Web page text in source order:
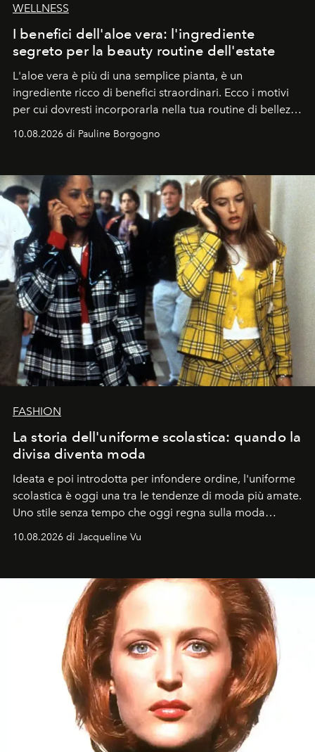
WELLNESS
I benefici dell'aloe vera: l'ingrediente
segreto per la beauty routine dell'estate
L'aloe vera è più di una semplice pianta, è un
ingrediente ricco di benefici straordinari. Ecco i motivi
per cui dovresti incorporarla nella tua routine di bellezza
e benessere.
10.08.2026 di Pauline Borgogno
FASHION
La storia dell'uniforme scolastica: quando la
divisa diventa moda
Ideata e poi introdotta per infondere ordine, l'uniforme
scolastica è oggi una tra le tendenze di moda più amate.
Uno stile senza tempo che oggi regna sulla moda
tradizionale e sulla cultura pop.
10.08.2026 di Jacqueline Vu